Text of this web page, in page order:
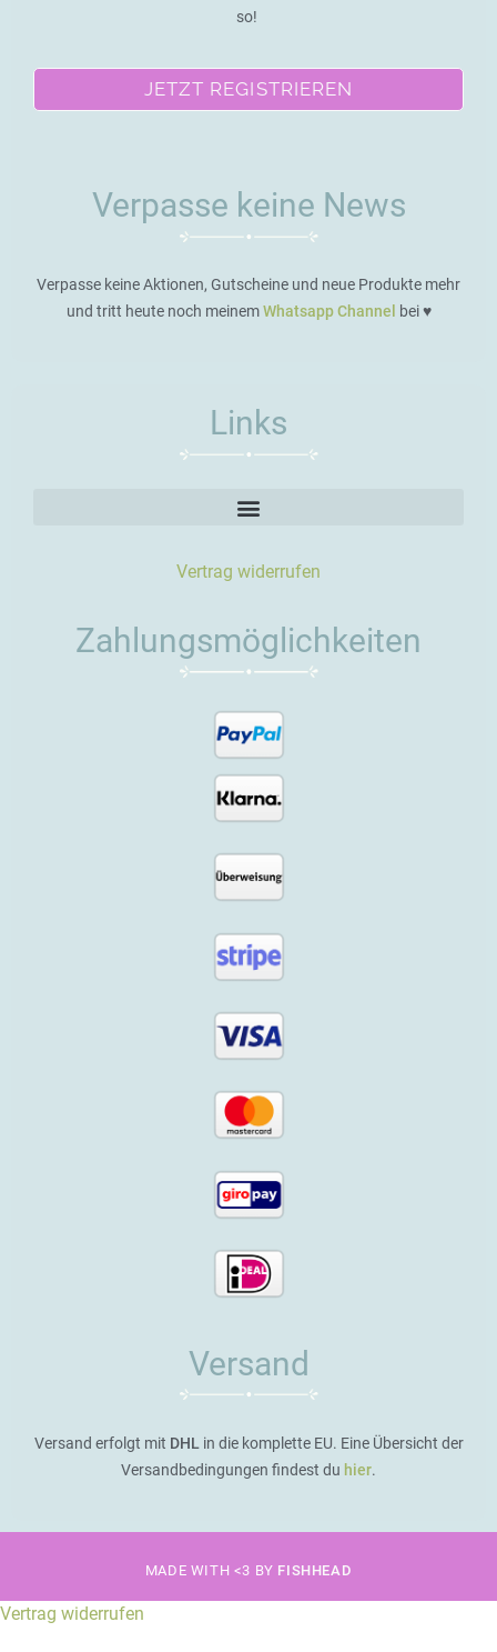
so!
JETZT REGISTRIEREN
Verpasse keine News
Verpasse keine Aktionen, Gutscheine und neue Produkte mehr
und tritt heute noch meinemWhatsapp Channel bei ♥️
Links
Vertrag widerrufen
Zahlungsmöglichkeiten
Versand
Versand erfolgt mit DHL in die komplette EU. Eine Übersicht der
Versandbedingungen findest du hier.
MADE WITH <3 BY FISHHEAD
Vertrag widerrufen